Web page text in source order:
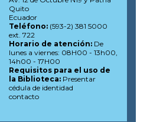
Quito
Ecuador
Teléfono: (593-2) 381 5000
ext. 722
Horario de atención: De
lunes a viernes: 08H00 - 13h00,
14h00 - 17H00
Requisitos para el uso de
la Biblioteca: Presentar
cédula de identidad
contacto